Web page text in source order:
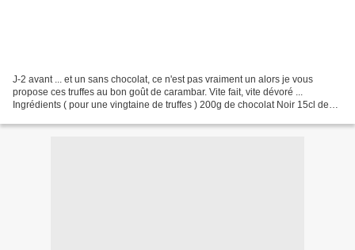
J-2 avant ... et un sans chocolat, ce n'est pas vraiment un alors je vous
propose ces truffes au bon goût de carambar. Vite fait, vite dévoré ...
Ingrédients ( pour une vingtaine de truffes ) 200g de chocolat Noir 15cl de